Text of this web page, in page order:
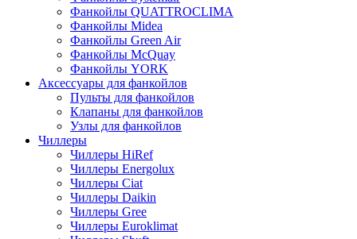
Фанкойлы QUATTROCLIMA
Фанкойлы Midea
Фанкойлы Green Air
Фанкойлы McQuay
Фанкойлы YORK
Аксессуары для фанкойлов
Пульты для фанкойлов
Клапаны для фанкойлов
Узлы для фанкойлов
Чиллеры
Чиллеры HiRef
Чиллеры Energolux
Чиллеры Ciat
Чиллеры Daikin
Чиллеры Gree
Чиллеры Euroklimat